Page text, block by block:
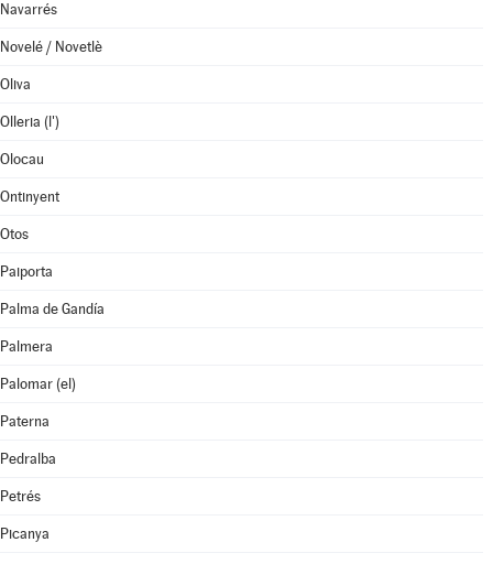
Navarrés
Novelé / Novetlè
Oliva
Olleria (l')
Olocau
Ontinyent
Otos
Paiporta
Palma de Gandía
Palmera
Palomar (el)
Paterna
Pedralba
Petrés
Picanya